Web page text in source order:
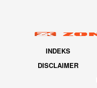
INDEKS
DISCLAIMER